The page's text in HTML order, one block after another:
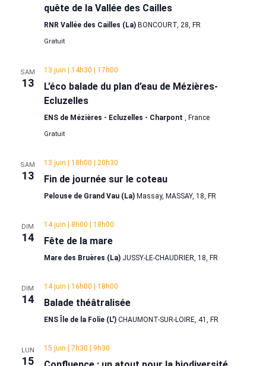
quête de la Vallée des Cailles
RNR Vallée des Cailles (La) BONCOURT, 28, FR
Gratuit
SAM
13
13 juin | 14h30 | 17h00
L’éco balade du plan d’eau de Mézières-
Ecluzelles
ENS de Mézières - Ecluzelles - Charpont , France
Gratuit
SAM
13
13 juin | 18h00 | 20h30
Fin de journée sur le coteau
Pelouse de Grand Vau (La) Massay, MASSAY, 18, FR
DIM
14
14 juin | 8h00 | 18h00
Fête de la mare
Mare des Bruères (La) JUSSY-LE-CHAUDRIER, 18, FR
DIM
14
14 juin | 16h00 | 18h00
Balade théâtralisée
ENS Île de la Folie (L') CHAUMONT-SUR-LOIRE, 41, FR
LUN
15
15 juin | 7h30 | 9h30